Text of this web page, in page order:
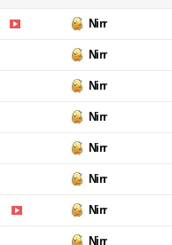
Nirr
Nirr
Nirr
Nirr
Nirr
Nirr
Nirr
Nirr